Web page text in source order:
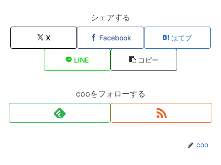
シェアする
X Facebook はてブ
LINE コピー
cooをフォローする
coo